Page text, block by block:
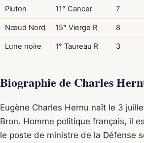
Pluton 11° Cancer 7
Nœud Nord 15° Vierge R 8
Lune noire 1° Taureau R 3
Biographie de Charles
Eugène Charles Hernu naît le 3
Bron. Homme politique français, il
le poste de ministre de la Défense